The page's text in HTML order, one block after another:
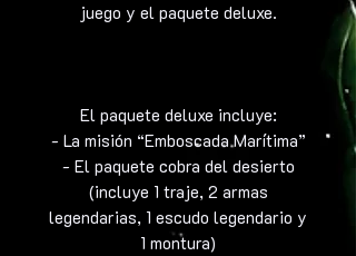
juego y el paquete deluxe.
El paquete deluxe incluye:
- La misión “Emboscada Marítima”
- El paquete cobra del desierto
(incluye 1 traje, 2 armas
legendarias, 1 escudo legendario y
1 montura)